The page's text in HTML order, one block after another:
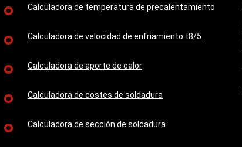
Calculadora de temperatura de precalentamiento
Calculadora de velocidad de enfriamiento t8/5
Calculadora de aporte de calor
Calculadora de costes de soldadura
Calculadora de sección de soldadura